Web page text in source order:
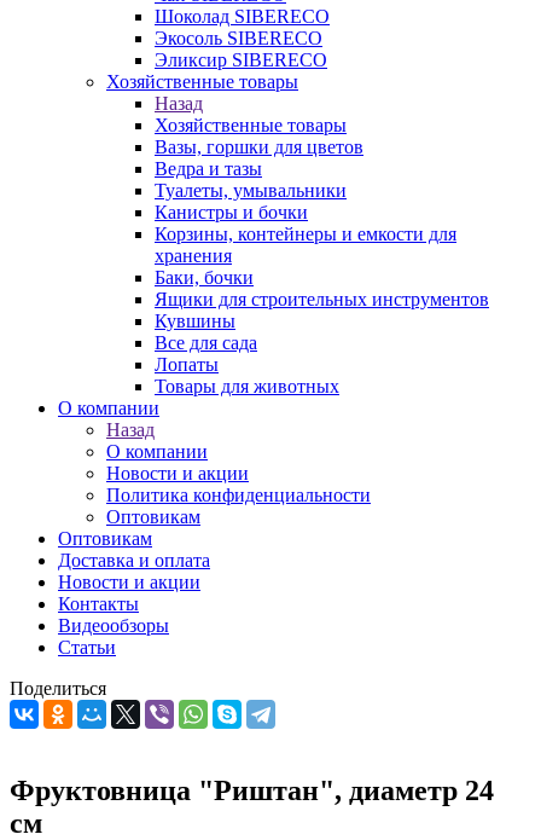
Шоколад SIBERECO
Экосоль SIBERECO
Эликсир SIBERECO
Хозяйственные товары
Назад
Хозяйственные товары
Вазы, горшки для цветов
Ведра и тазы
Туалеты, умывальники
Канистры и бочки
Корзины, контейнеры и емкости для
хранения
Баки, бочки
Ящики для строительных инструментов
Кувшины
Все для сада
Лопаты
Товары для животных
О компании
Назад
О компании
Новости и акции
Политика конфиденциальности
Оптовикам
Оптовикам
Доставка и оплата
Новости и акции
Контакты
Видеообзоры
Статьи
Поделиться
Фруктовница "Риштан", диаметр 24
см